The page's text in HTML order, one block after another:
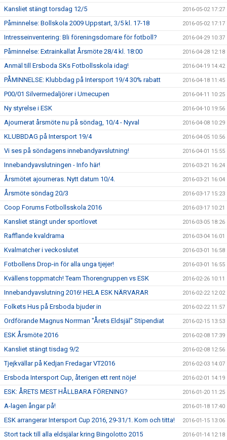
Kansliet stängt torsdag 12/5 2016-05-02 17:27
Påminnelse: Bollskola 2009 Uppstart, 3/5 kl. 17-18 2016-05-02 17:17
Intresseinventering: Bli föreningsdomare för fotboll? 2016-04-29 10:37
Påminnelse: Extrainkallat Årsmöte 28/4 kl. 18:00 2016-04-28 12:18
Anmäl till Ersboda SKs Fotbollsskola idag! 2016-04-19 14:42
PÅMINNELSE: Klubbdag på Intersport 19/4 30% rabatt 2016-04-18 11:45
P00/01 Silvermedaljörer i Umecupen 2016-04-11 10:25
Ny styrelse i ESK 2016-04-10 19:56
Ajournerat årsmöte nu på söndag, 10/4 - Nyval 2016-04-08 10:29
KLUBBDAG på Intersport 19/4 2016-04-05 10:56
Vi ses på söndagens innebandyavslutning! 2016-04-01 15:55
Innebandyavslutningen - Info här! 2016-03-21 16:24
Årsmötet ajourneras. Nytt datum 10/4. 2016-03-21 16:04
Årsmöte söndag 20/3 2016-03-17 15:23
Coop Forums Fotbollsskola 2016 2016-03-17 10:21
Kansliet stängt under sportlovet 2016-03-05 18:26
Rafflande kvaldrama 2016-03-04 16:01
Kvalmatcher i veckoslutet 2016-03-01 16:58
Fotbollens Drop-in för alla unga tjejer! 2016-03-01 16:55
Kvällens toppmatch! Team Thorengruppen vs ESK 2016-02-26 10:11
Innebandyavslutning 2016! HELA ESK NÄRVARAR 2016-02-22 12:02
Folkets Hus på Ersboda bjuder in 2016-02-22 11:57
Ordförande Magnus Norrman "Årets Eldsjäl" Stipendiat 2016-02-15 13:53
ESK Årsmöte 2016 2016-02-08 17:39
Kansliet stängt tisdag 9/2 2016-02-08 12:56
Tjejkvällar på Kedjan Fredagar VT2016 2016-02-03 14:07
Ersboda Intersport Cup, återigen ett rent nöje! 2016-02-01 14:19
ESK: ÅRETS MEST HÅLLBARA FÖRENING? 2016-01-20 11:25
A-lagen ångar på! 2016-01-18 17:40
ESK arrangerar Intersport Cup 2016, 29-31/1. Kom och titta! 2016-01-15 13:06
Stort tack till alla eldsjälar kring Bingolotto 2015 2016-01-14 12:18